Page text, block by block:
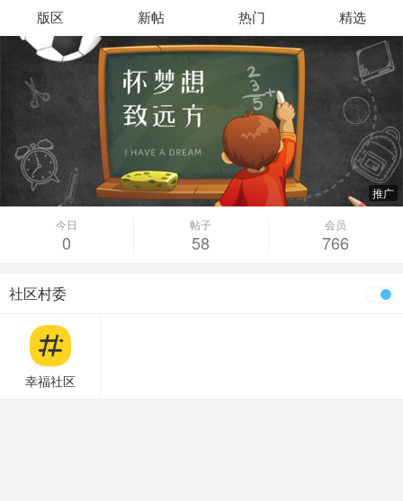
版区 新帖 热门 精选
推广
今日
0
帖子
58
会员
766
社区村委
幸福社区